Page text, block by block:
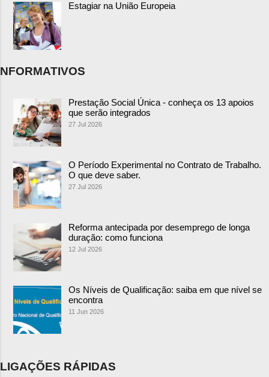
Estagiar na União Europeia
NFORMATIVOS
Prestação Social Única - conheça os 13 apoios
que serão integrados
27 Jul 2026
O Período Experimental no Contrato de Trabalho.
O que deve saber.
27 Jul 2026
Reforma antecipada por desemprego de longa
duração: como funciona
12 Jul 2026
Os Níveis de Qualificação: saiba em que nível se
encontra
11 Jun 2026
LIGAÇÕES RÁPIDAS